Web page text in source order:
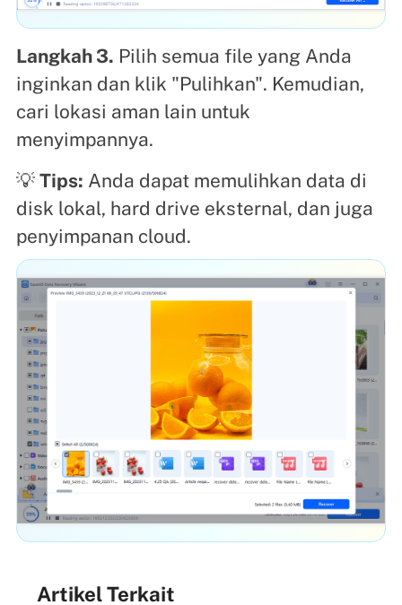
Langkah 3. Pilih semua file yang Anda
inginkan dan klik "Pulihkan". Kemudian,
cari lokasi aman lain untuk
menyimpannya.
💡 Tips: Anda dapat memulihkan data di
disk lokal, hard drive eksternal, dan juga
penyimpanan cloud.
Artikel Terkait